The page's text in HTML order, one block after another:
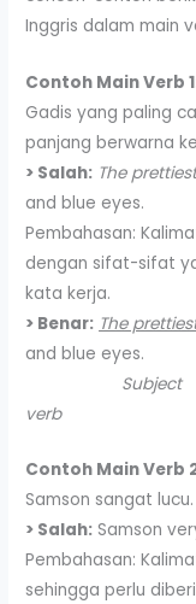
Inggris dalam main
Contoh Main Verb
Gadis yang paling
panjang berwarna
> Salah: The
and blue eyes.
Pembahasan:
dengan sifat-sifat
kata kerja.
> Benar: The
and blue eyes.
Contoh Main Verb
Samson sangat lucu.
> Salah: Samson
Pembahasan:
sehingga perlu